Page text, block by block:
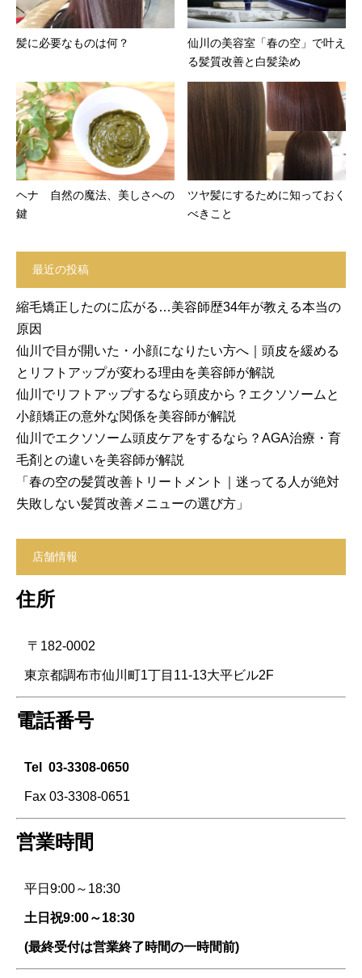
髪に必要なものは何？
仙川の美容室「春の空」で叶え
る髪質改善と白髪染め
ヘナ 自然の魔法、美しさへの
鍵
ツヤ髪にするために知っておく
べきこと
最近の投稿
縮毛矯正したのに広がる…美容師歴34年が教える本当の
原因
仙川で目が開いた・小顔になりたい方へ｜頭皮を緩める
とリフトアップが変わる理由を美容師が解説
仙川でリフトアップするなら頭皮から？エクソソームと
小顔矯正の意外な関係を美容師が解説
仙川でエクソソーム頭皮ケアをするなら？AGA治療・育
毛剤との違いを美容師が解説
「春の空の髪質改善トリートメント｜迷ってる人が絶対
失敗しない髪質改善メニューの選び方」
店舗情報
住所
〒182-0002
東京都調布市仙川町1丁目11-13大平ビル2F
電話番号
Tel 03-3308-0650
Fax 03-3308-0651
営業時間
平日9:00～18:30
土日祝9:00～18:30
(最終受付は営業終了時間の一時間前)